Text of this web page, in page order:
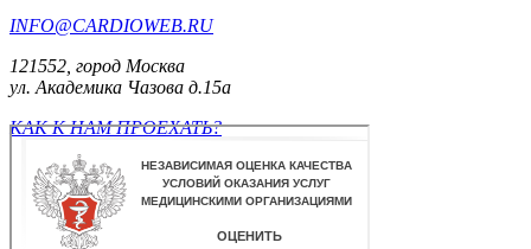
INFO@CARDIOWEB.RU
121552, город Москва
ул. Академика Чазова д.15а
КАК К НАМ ПРОЕХАТЬ?